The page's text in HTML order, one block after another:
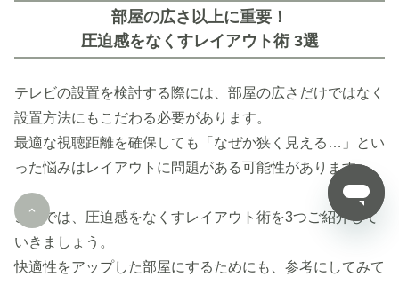
部屋の広さ以上に重要！
圧迫感をなくすレイアウト術 3選
テレビの設置を検討する際には、部屋の広さだけではなく
設置方法にもこだわる必要があります。
最適な視聴距離を確保しても「なぜか狭く見える…」とい
った悩みはレイアウトに問題がある可能性があります。
ここでは、圧迫感をなくすレイアウト術を3つご紹介して
いきましょう。
快適性をアップした部屋にするためにも、参考にしてみて